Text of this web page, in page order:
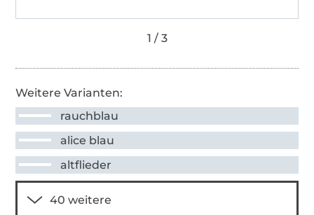
Weitere Varianten:
rauchblau
alice blau
altflieder